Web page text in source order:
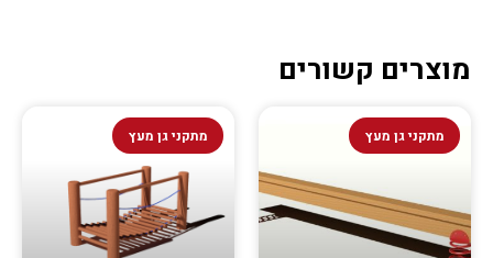
מוצרים קשורים
מתקני גן מעץ מתקני גן מעץ